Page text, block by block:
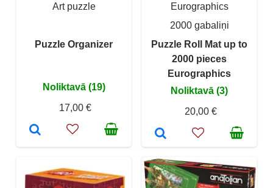
Art puzzle
Puzzle Organizer
Noliktavā (19)
17,00 €
Eurographics
2000 gabaliņi
Puzzle Roll Mat up to
2000 pieces
Eurographics
Noliktavā (3)
20,00 €